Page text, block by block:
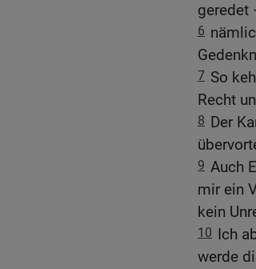
geredet
6
7 So
Recht
8 Der
9 Auch
mir ein
kein
10 Ich
werde